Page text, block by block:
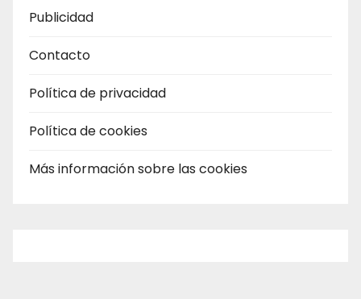
Publicidad
Contacto
Política de privacidad
Política de cookies
Más información sobre las cookies